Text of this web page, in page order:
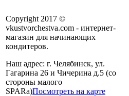
Copyright 2017 ©
vkustvorchestva.com - интернет-
магазин для начинающих
кондитеров.
Наш адрес: г. Челябинск, ул.
Гагарина 26 и Чичерина д.5 (со
стороны малого
SPARa)Посмотреть на карте